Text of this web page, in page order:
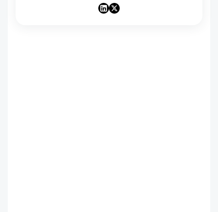
respostas das IA. Contadora de histórias de